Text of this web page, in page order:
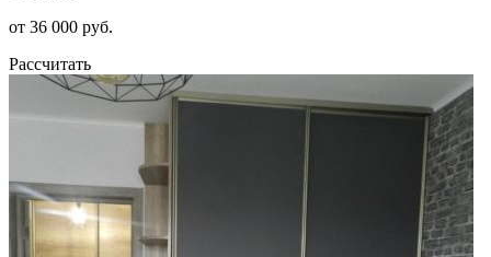
от 36 000 руб.
Рассчитать